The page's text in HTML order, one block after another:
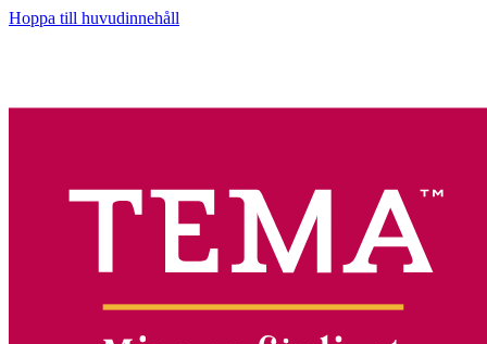
Hoppa till huvudinnehåll